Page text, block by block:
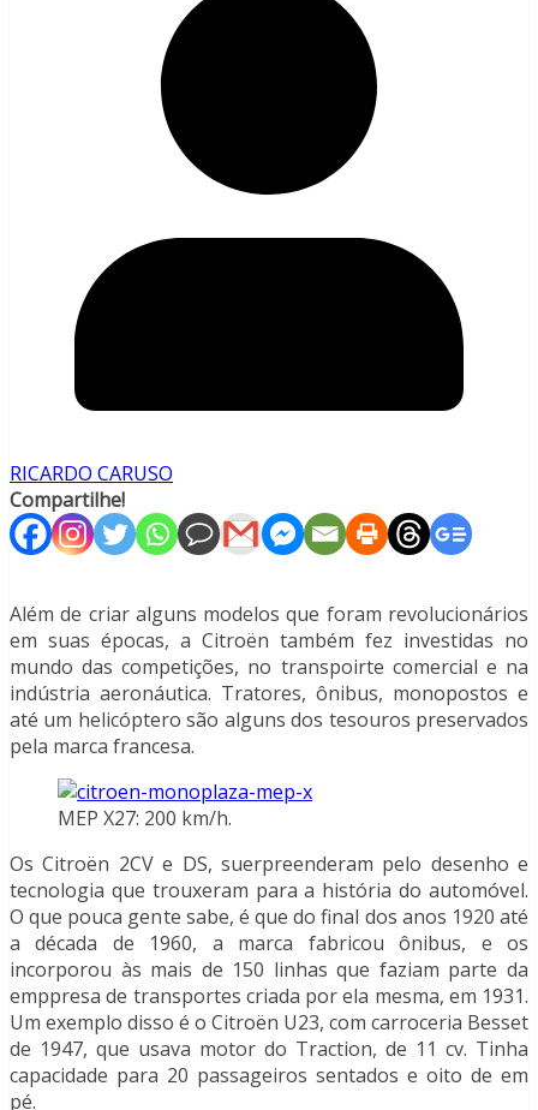
RICARDO CARUSO
Compartilhe!
Além de criar alguns modelos que foram revolucionários
em suas épocas, a Citroën também fez investidas no
mundo das competições, no transpoirte comercial e na
indústria aeronáutica. Tratores, ônibus, monopostos e
até um helicóptero são alguns dos tesouros preservados
pela marca francesa.
MEP X27: 200 km/h.
Os Citroën 2CV e DS, suerpreenderam pelo desenho e
tecnologia que trouxeram para a história do automóvel.
O que pouca gente sabe, é que do final dos anos 1920 até
a década de 1960, a marca fabricou ônibus, e os
incorporou às mais de 150 linhas que faziam parte da
emppresa de transportes criada por ela mesma, em 1931.
Um exemplo disso é o Citroën U23, com carroceria Besset
de 1947, que usava motor do Traction, de 11 cv. Tinha
capacidade para 20 passageiros sentados e oito de em
pé.